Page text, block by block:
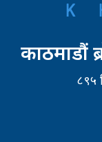
काठमाडौं
८९५